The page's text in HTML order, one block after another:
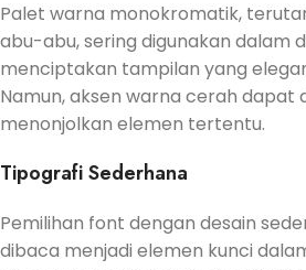
Palet warna monokromatik,
abu-abu, sering digunakan dalam
menciptakan tampilan yang
Namun, aksen warna cerah dapat
menonjolkan elemen tertentu.
Tipografi Sederhana
Pemilihan font dengan desain
dibaca menjadi elemen kunci